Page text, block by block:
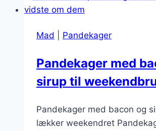
Mad Pandekager
Pandekager med
sirup til
Pandekager med bacon og
lækker weekendret